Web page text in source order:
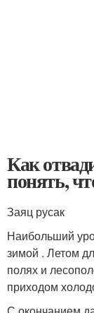
Как
понять,
Заяц русак
Наибольший
зимой . Летом
полях и
приходом